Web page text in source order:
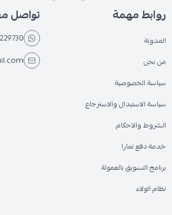
روابط مهمة
المدونة
من نحن
سياسة الخصوصية
سياسة الاستبدال والاسترجاع
الشروط والاحكام
خدمة دفع تمارا
برنامج التسويق بالعمولة
نظام الولاء
تواصل